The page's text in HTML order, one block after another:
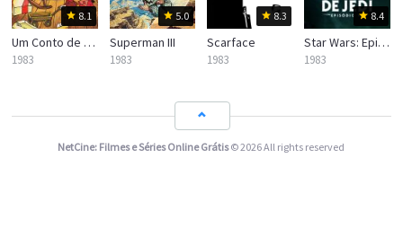
8.1
Um Conto de Natal do Mickey
1983
5.0
Superman III
1983
8.3
Scarface
1983
8.4
Star Wars: Episódio VI – O Retorno de Jedi
1983
NetCine: Filmes e Séries Online Grátis© 2026 All rights reserved